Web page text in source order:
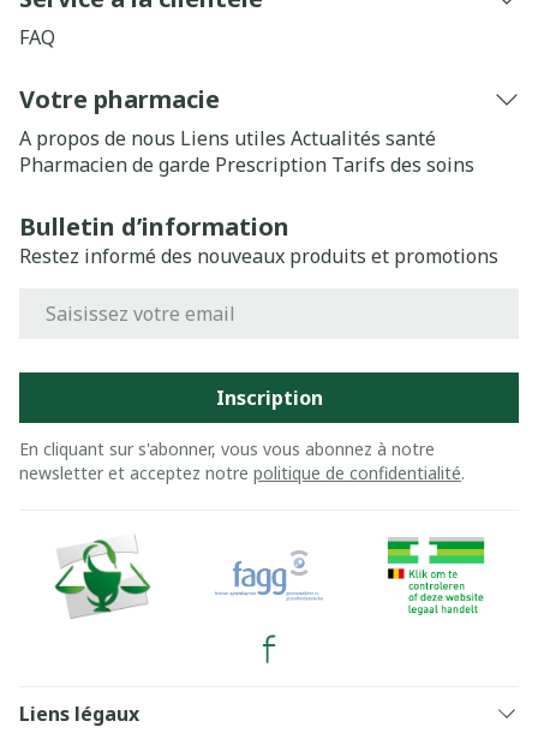
FAQ
Votre pharmacie
A propos de nous Liens utiles Actualités santé
Pharmacien de garde Prescription Tarifs des soins
Bulletin d’information
Restez informé des nouveaux produits et promotions
Inscription
En cliquant sur s'abonner, vous vous abonnez à notre
newsletter et acceptez notre politique de confidentialité.
Liens légaux